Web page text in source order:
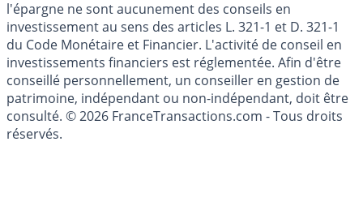
l'épargne ne sont aucunement des conseils en
investissement au sens des articles L. 321-1 et D. 321-1
du Code Monétaire et Financier. L'activité de conseil en
investissements financiers est réglementée. Afin d'être
conseillé personnellement, un conseiller en gestion de
patrimoine, indépendant ou non-indépendant, doit être
consulté. © 2026 FranceTransactions.com - Tous droits
réservés.